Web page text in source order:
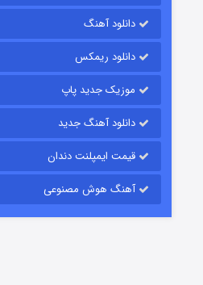
قسمت15 (دوبله)
دانلود آهنگ
دانلود ریمکس
موزیک جدید پاپ
دانلود آهنگ جدید
قیمت ایمپلنت دندان
آهنگ هوش مصنوعی